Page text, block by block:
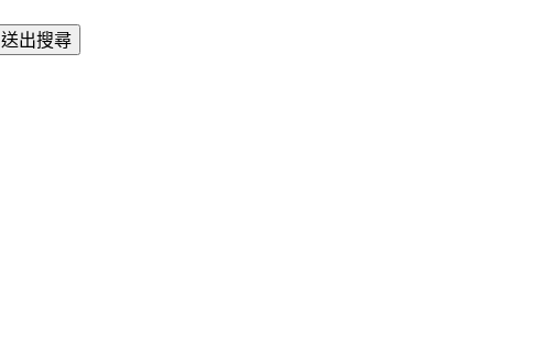
送出搜尋